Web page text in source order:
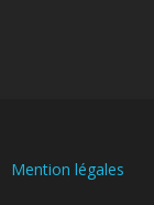
Mention légales